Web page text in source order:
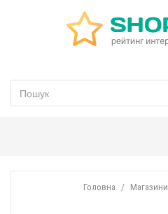
Головна Магазини